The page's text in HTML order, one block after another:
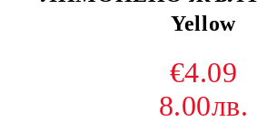
Yellow
€4.09
8.00лв.